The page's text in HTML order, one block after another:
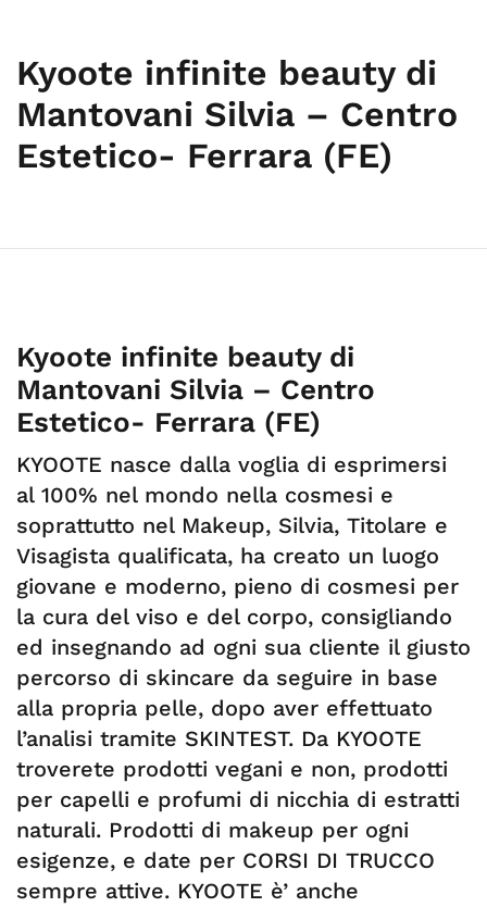
Kyoote infinite beauty di
Mantovani Silvia – Centro
Estetico- Ferrara (FE)
Kyoote infinite beauty di
Mantovani Silvia – Centro
Estetico- Ferrara (FE)
KYOOTE nasce dalla voglia di esprimersi
al 100% nel mondo nella cosmesi e
soprattutto nel Makeup, Silvia, Titolare e
Visagista qualificata, ha creato un luogo
giovane e moderno, pieno di cosmesi per
la cura del viso e del corpo, consigliando
ed insegnando ad ogni sua cliente il giusto
percorso di skincare da seguire in base
alla propria pelle, dopo aver effettuato
l’analisi tramite SKINTEST. Da KYOOTE
troverete prodotti vegani e non, prodotti
per capelli e profumi di nicchia di estratti
naturali. Prodotti di makeup per ogni
esigenze, e date per CORSI DI TRUCCO
sempre attive. KYOOTE è’ anche